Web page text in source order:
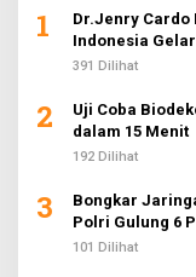
1
Dr.Jenry Cardo
Indonesia
391 Dilihat
2
Uji Coba
dalam 15 Menit
192 Dilihat
3
Bongkar
Polri Gulung 6
101 Dilihat